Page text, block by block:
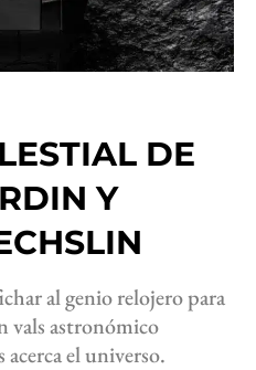
DE
Y
al genio relojero para
vals astronómico
el universo.